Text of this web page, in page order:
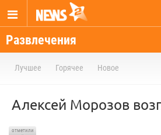
Развлечения
Лучшее Горячее Новое
Алексей Морозов
отметили